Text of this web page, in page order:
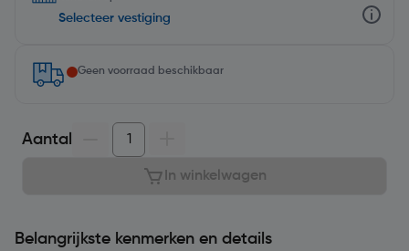
Selecteer vestiging
Geen voorraad beschikbaar
Aantal
In winkelwagen
Belangrijkste kenmerken en details